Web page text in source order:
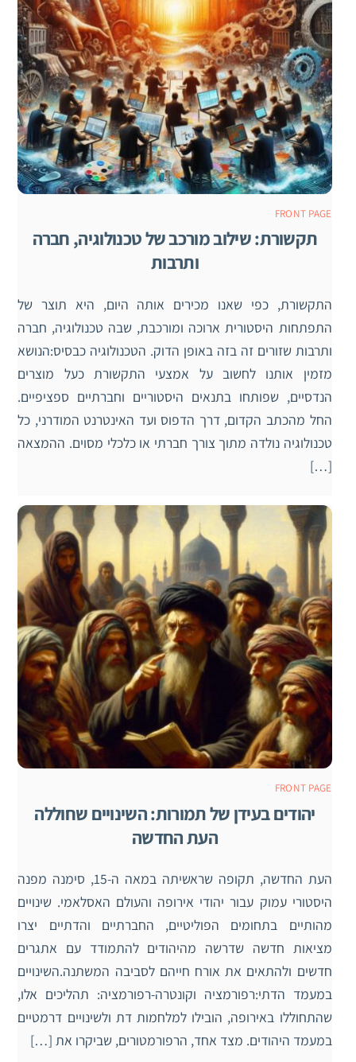
FRONT PAGE
תקשורת: שילוב מורכב של טכנולוגיה, חברה
ותרבות
התקשורת, כפי שאנו מכירים אותה היום, היא תוצר של
התפתחות היסטורית ארוכה ומורכבת, שבה טכנולוגיה, חברה
ותרבות שזורים זה בזה באופן הדוק. הטכנולוגיה כבסיס:הנושא
מזמין אותנו לחשוב על אמצעי התקשורת כעל מוצרים
הנדסיים, שפותחו בתנאים היסטוריים וחברתיים ספציפיים.
החל מהכתב הקדום, דרך הדפוס ועד האינטרנט המודרני, כל
טכנולוגיה נולדה מתוך צורך חברתי או כלכלי מסוים. ההמצאה
[…]
FRONT PAGE
יהודים בעידן של תמורות: השינויים שחוללה
העת החדשה
העת החדשה, תקופה שראשיתה במאה ה-15, סימנה מפנה
היסטורי עמוק עבור יהודי אירופה והעולם האסלאמי. שינויים
מהותיים בתחומים הפוליטיים, החברתיים והדתיים יצרו
מציאות חדשה שדרשה מהיהודים להתמודד עם אתגרים
חדשים ולהתאים את אורח חייהם לסביבה המשתנה.השינויים
במעמד הדתי:רפורמציה וקונטרה-רפורמציה: תהליכים אלו,
שהתחוללו באירופה, הובילו למלחמות דת ולשינויים דרמטיים
במעמד היהודים. מצד אחד, הרפורמטורים, שביקרו את […]